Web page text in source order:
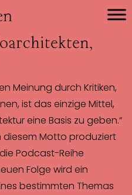
Meinung durch Kritiken,
ist das einzige Mittel,
eine Basis zu geben.“
Motto produziert
Podcast-Reihe
Folge wird ein
bestimmten Themas